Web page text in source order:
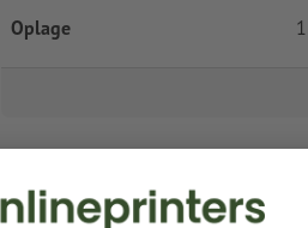
Oplage 1
Meer productopties